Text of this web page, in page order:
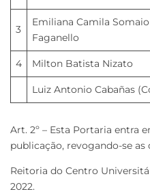
3
Emiliana Camila Somaio
Faganello
4 Milton Batista Nizato
Luiz Antonio Cabañas
Art. 2º – Esta Portaria entra
publicação, revogando-se
Reitoria do Centro
2022.